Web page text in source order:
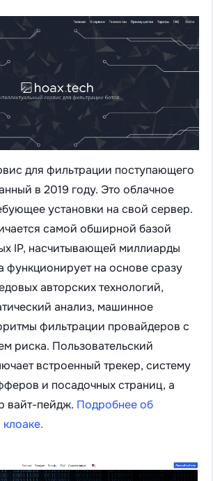
для фильтрации поступающего
в 2019 году. Это облачное
установки на свой сервер.
самой обширной базой
IP, насчитывающей миллиарды
функционирует на основе сразу
авторских технологий,
анализ, машинное
фильтрации провайдеров с
риска. Пользовательский
встроенный трекер, систему
и посадочных страниц, а
вайт-пейдж. Подробнее об